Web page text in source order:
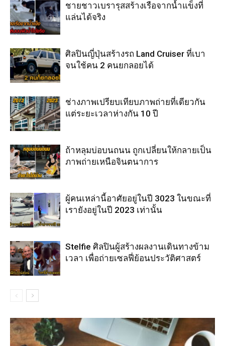
ชายชาวเบรารุสสร้างเรือจากน้ำแข็งที่
แล่นได้จริง
ศิลปินญี่ปุ่นสร้างรถ Land Cruiser ที่เบา
จนใช้คน 2 คนยกลอยได้
ช่างภาพเปรียบเทียบภาพถ่ายที่เดียวกัน
แต่ระยะเวลาห่างกัน 10 ปี
ถ้าหลุมบ่อบนถนน ถูกเปลี่ยนให้กลายเป็น
ภาพถ่ายเหนือจินตนาการ
ผู้คนเหล่านี้อาศัยอยู่ในปี 3023 ในขณะที่
เรายังอยู่ในปี 2023 เท่านั้น
Stelfie ศิลปินผู้สร้างผลงานเดินทางข้าม
เวลา เพื่อถ่ายเซลฟี่ย้อนประวัติศาสตร์